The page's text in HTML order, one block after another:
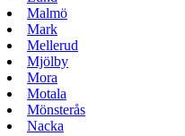
Malmö
Mark
Mellerud
Mjölby
Mora
Motala
Mönsterås
Nacka